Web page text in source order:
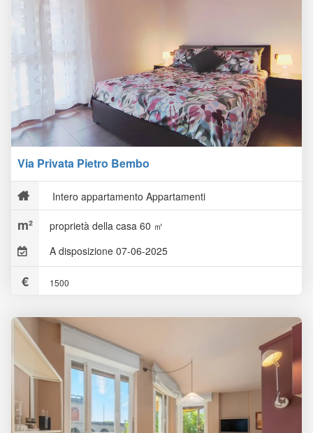
Via Privata Pietro Bembo
Intero appartamento Appartamenti
proprietà della casa 60 ㎡
A disposizione 07-06-2025
1500